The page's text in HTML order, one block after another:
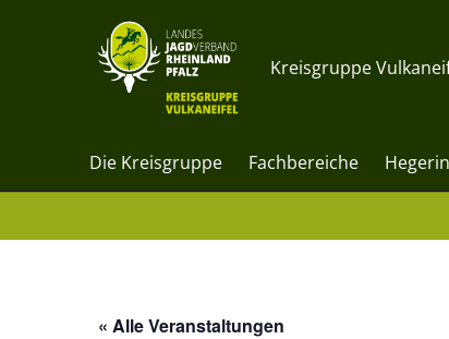
Kreisgruppe
Die Kreisgruppe Fachbereiche
« Alle Veranstaltungen